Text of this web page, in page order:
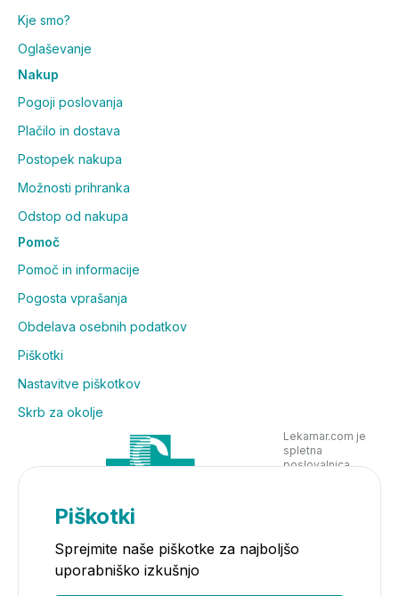
Kje smo?
Oglaševanje
Nakup
Pogoji poslovanja
Plačilo in dostava
Postopek nakupa
Možnosti prihranka
Odstop od nakupa
Pomoč
Pomoč in informacije
Pogosta vprašanja
Obdelava osebnih podatkov
Piškotki
Nastavitve piškotkov
Skrb za okolje
Lekarnar.com je
spletna
poslovalnica
Piškotki
Sprejmite naše piškotke za najboljšo
uporabniško izkušnjo